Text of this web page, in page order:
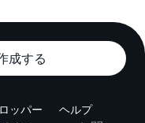
成する
ッパー ヘルプ